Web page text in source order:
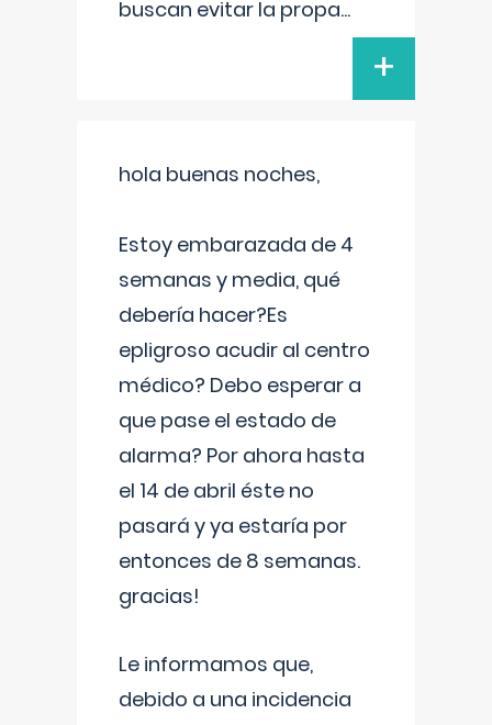
buscan evitar la propa...
+
hola buenas noches,
Estoy embarazada de 4
semanas y media, qué
debería hacer?Es
epligroso acudir al centro
médico? Debo esperar a
que pase el estado de
alarma? Por ahora hasta
el 14 de abril éste no
pasará y ya estaría por
entonces de 8 semanas.
gracias!
Le informamos que,
debido a una incidencia